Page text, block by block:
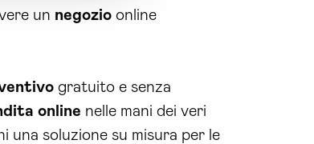
un negozio online
gratuito e senza
online nelle mani dei veri
una soluzione su misura per le